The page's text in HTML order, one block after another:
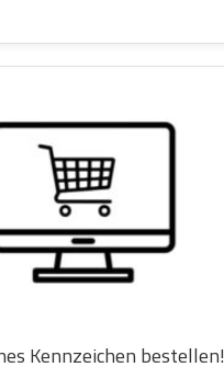
Kennzeichen bestellen!